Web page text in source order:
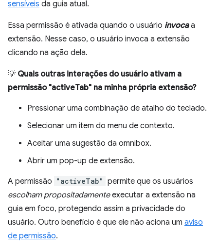
sensíveis da guia atual.
Essa permissão é ativada quando o usuário invocaa
extensão. Nesse caso, o usuário invoca a extensão
clicando na ação dela.
💡 Quais outras interações do usuário ativam a
permissão "activeTab" na minha própria extensão?
Pressionar uma combinação de atalho do teclado.
Selecionar um item do menu de contexto.
Aceitar uma sugestão da omnibox.
Abrir um pop-up de extensão.
A permissão "activeTab" permite que os usuários
escolham propositadamenteexecutar a extensão na
guia em foco, protegendo assim a privacidade do
usuário. Outro benefício é que ele não aciona um aviso
de permissão.